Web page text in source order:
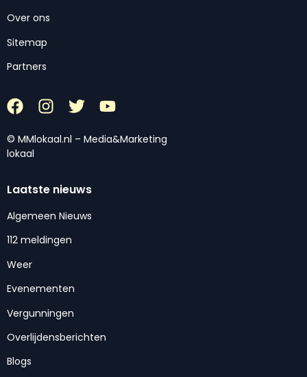
Over ons
Sitemap
Partners
© MMlokaal.nl – Media&Marketing
lokaal
Laatste nieuws
Algemeen Nieuws
112 meldingen
Weer
Evenementen
Vergunningen
Overlijdensberichten
Blogs